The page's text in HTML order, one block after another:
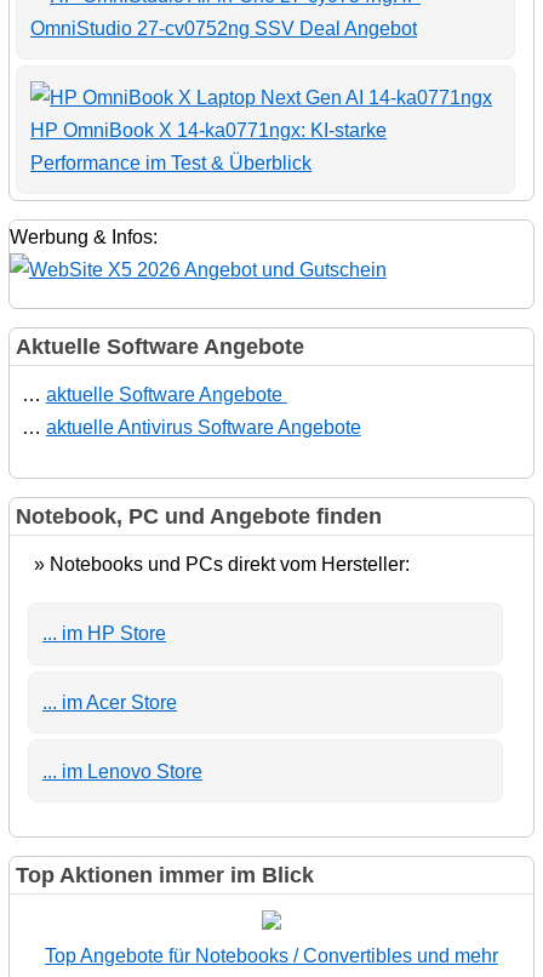
OmniStudio 27-cv0752ng SSV Deal Angebot
HP OmniBook X 14-ka0771ngx: KI-starke
Performance im Test & Überblick
Werbung & Infos:
Aktuelle Software Angebote
… aktuelle Software Angebote
… aktuelle Antivirus Software Angebote
Notebook, PC und Angebote finden
» Notebooks und PCs direkt vom Hersteller:
... im HP Store
... im Acer Store
... im Lenovo Store
Top Aktionen immer im Blick
Top Angebote für Notebooks / Convertibles und mehr